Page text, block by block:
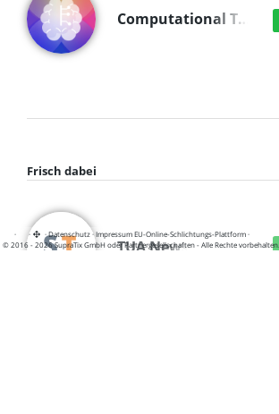
Computational T…
Frisch dabei
TUA News
· · ·Datenschutz·Impressum EU-Online-Schlichtungs-Plattform·
© 2016 - 2026 SupraTix GmbH oder Partnergesellschaften - Alle Rechte vorbehalten.